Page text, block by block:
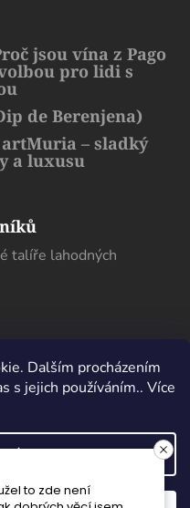
Dalším procházením
s jejich používáním.. Více
jsou vína z Pago
pro lidi s
de Berenjena)
– sladký
a luxusu
talíře lahodných
to zde není